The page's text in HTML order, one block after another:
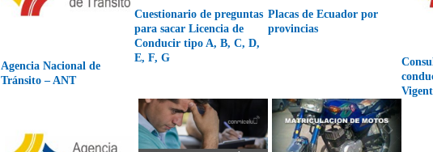
Agencia Nacional de
Tránsito – ANT
Cuestionario de preguntas
para sacar Licencia de
Conducir tipo A, B, C, D,
E, F, G
Placas de Ecuador por
provincias